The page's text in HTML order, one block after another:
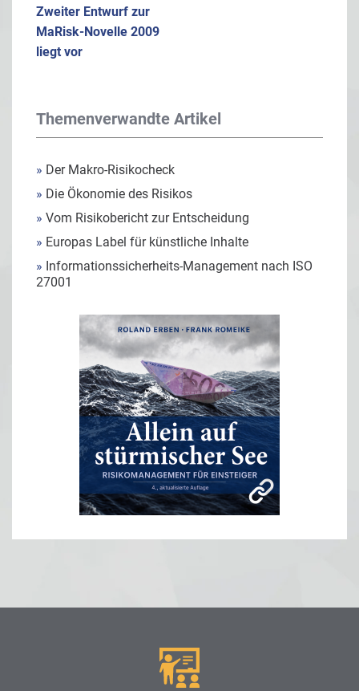
Zweiter Entwurf zur
MaRisk-Novelle 2009
liegt vor
Themenverwandte Artikel
» Der Makro-Risikocheck
» Die Ökonomie des Risikos
» Vom Risikobericht zur Entscheidung
» Europas Label für künstliche Inhalte
» Informationssicherheits-Management nach ISO
27001